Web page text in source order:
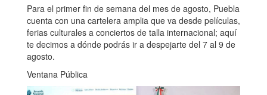
Para el primer fin de semana del mes de agosto, Puebla
cuenta con una cartelera amplia que va desde películas,
ferias culturales a conciertos de talla internacional; aquí
te decimos a dónde podrás ir a despejarte del 7 al 9 de
agosto.
Ventana Pública